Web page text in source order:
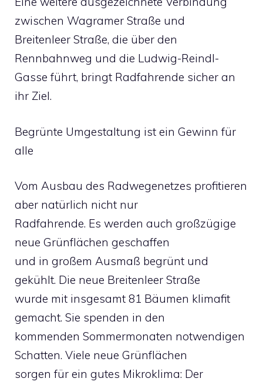
zwischen Wagramer Straße und
Breitenleer Straße, die über den
Rennbahnweg und die Ludwig-Reindl-
Gasse führt, bringt Radfahrende sicher an
ihr Ziel.
Begrünte Umgestaltung ist ein Gewinn für
alle
Vom Ausbau des Radwegenetzes profitieren
aber natürlich nicht nur
Radfahrende. Es werden auch großzügige
neue Grünflächen geschaffen
und in großem Ausmaß begrünt und
gekühlt. Die neue Breitenleer Straße
wurde mit insgesamt 81 Bäumen klimafit
gemacht. Sie spenden in den
kommenden Sommermonaten notwendigen
Schatten. Viele neue Grünflächen
sorgen für ein gutes Mikroklima: Der